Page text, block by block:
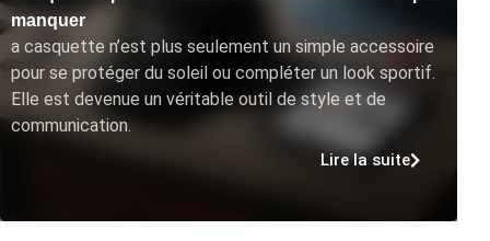
manquer
a casquette n’est plus seulement un simple accessoire
pour se protéger du soleil ou compléter un look sportif.
Elle est devenue un véritable outil de style et de
communication.
Lire la suite